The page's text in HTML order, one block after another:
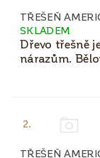
TŘEŠEŇ
SKLADEM
Dřevo třešně
nárazům.
2.
TŘEŠEŇ